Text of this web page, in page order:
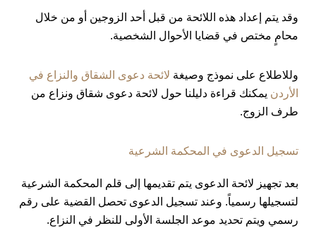
وقد يتم إعداد هذه اللائحة من قبل أحد الزوجين أو من خلال
محامٍ مختص في قضايا الأحوال الشخصية.
وللاطلاع على نموذج وصيغة لائحة دعوى الشقاق والنزاع في
الأردن يمكنك قراءة دليلنا حول لائحة دعوى شقاق ونزاع من
طرف الزوج.
تسجيل الدعوى في المحكمة الشرعية
بعد تجهيز لائحة الدعوى يتم تقديمها إلى قلم المحكمة الشرعية
لتسجيلها رسمياً. وعند تسجيل الدعوى تحصل القضية على رقم
رسمي ويتم تحديد موعد الجلسة الأولى للنظر في النزاع.